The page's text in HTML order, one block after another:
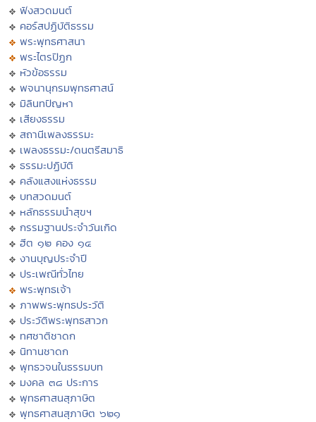
ฟังสวดมนต์
คอร์สปฏิบัติธรรม
พระพุทธศาสนา
พระไตรปิฏก
หัวข้อธรรม
พจนานุกรมพุทธศาสน์
มิลินทปัญหา
เสียงธรรม
สถานีเพลงธรรมะ
เพลงธรรมะ/ดนตรีสมาธิ
ธรรมะปฏิบัติ
คลังแสงแห่งธรรม
บทสวดมนต์
หลักธรรมนำสุขฯ
กรรมฐานประจำวันเกิด
ฮีต ๑๒ คอง ๑๔
งานบุญประจำปี
ประเพณีทั่วไทย
พระพุทธเจ้า
ภาพพระพุทธประวัติ
ประวัติพระพุทธสาวก
ทศชาติชาดก
นิทานชาดก
พุทธวจนในธรรมบท
มงคล ๓๘ ประการ
พุทธศาสนสุภาษิต
พุทธศาสนสุภาษิต ๖๒๑